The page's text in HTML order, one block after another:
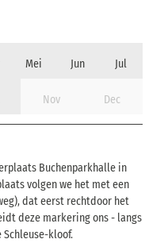
Mei Jun Jul
Nov Dec
Buchenparkhalle in
volgen we het met een
dat eerst rechtdoor het
deze markering ons - langs
Schleuse-kloof.